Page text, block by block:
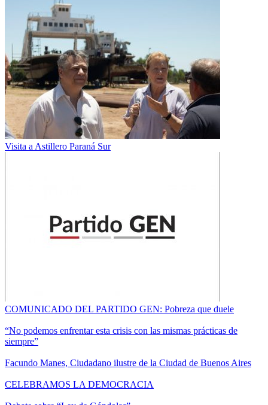
Visita a Astillero Paraná Sur
COMUNICADO DEL PARTIDO GEN: Pobreza que duele
“No podemos enfrentar esta crisis con las mismas prácticas de
siempre”
Facundo Manes, Ciudadano ilustre de la Ciudad de Buenos Aires
CELEBRAMOS LA DEMOCRACIA